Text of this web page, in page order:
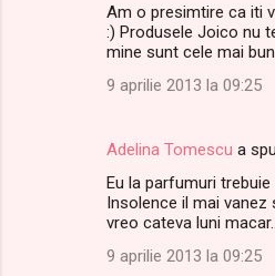
Am o presimtire ca iti
:) Produsele Joico nu
mine sunt cele mai
9 aprilie 2013 la 09:25
Adelina Tomescu a
Eu la parfumuri
Insolence il mai
vreo cateva luni macar...
9 aprilie 2013 la 09:25